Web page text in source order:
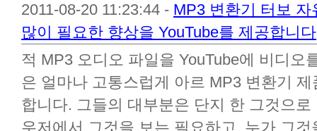
2011-08-20 11:23:44 - MP3 변환기 터보 자
많이 필요한 향상을 YouTube를 제공합니다
적 MP3 오디오 파일을 YouTube에 비디오
은 얼마나 고통스럽게 아르 MP3 변환기
합니다. 그들의 대부분은 단지 한 그것으
우저에서 그것을 보는 필요하고, 누가 그